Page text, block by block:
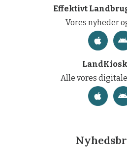
Effektivt
Vores nyheder
Alle vores